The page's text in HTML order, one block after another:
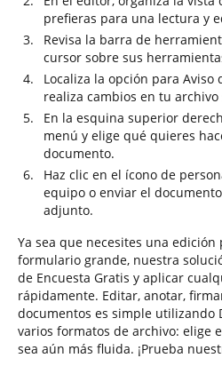
prefieras para una lectura y
Revisa la barra de
cursor sobre sus
Localiza la opción para Aviso
realiza cambios en tu
En la esquina superior
menú y elige qué quieres
documento.
Haz clic en el ícono de
equipo o enviar el
adjunto.
Ya sea que necesites una
formulario grande, nuestra
de Encuesta Gratis y aplicar
rápidamente. Editar, anotar,
documentos es simple utilizando
varios formatos de archivo: elige
sea aún más fluida. ¡Prueba